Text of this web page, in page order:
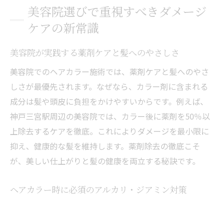
実現
薬剤除去ケアで色持ち・手触りもアップす
男性も満足できる髪質ケアメニューの特徴
三宮で支持される美髪施術の実際を徹底比
較
三宮駅周辺で自分に合う美容院を選ぶコツ
美容院選びはダメージケアとカラーの質が
鍵
口コミ重視で探す三宮ヘアカラーのおすす
め店
男性視点で選ぶ三宮の人気美容院の特徴と
美容院選びで重視すべきダメージ
ケアの新常識
美容院が実践する薬剤ケアと髪へのやさしさ
美容院でのヘアカラー施術では、薬剤ケアと髪へのやさ
しさが最優先されます。なぜなら、カラー剤に含まれる
成分は髪や頭皮に負担をかけやすいからです。例えば、
神戸三宮駅周辺の美容院では、カラー後に薬剤を50％以
上除去するケアを徹底。これによりダメージを最小限に
抑え、健康的な髪を維持します。薬剤除去の徹底こそ
が、美しい仕上がりと髪の健康を両立する秘訣です。
ヘアカラー時に必須のアルカリ・ジアミン対策